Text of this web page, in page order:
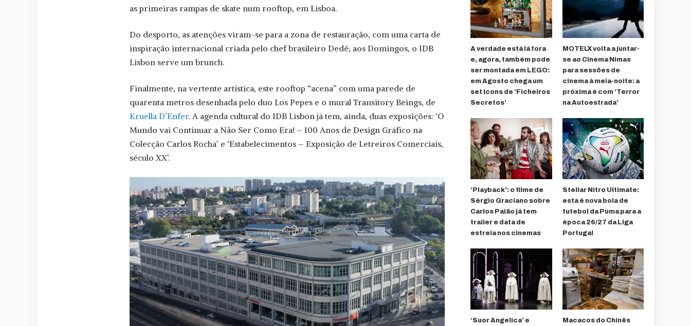
as primeiras rampas de skate num rooftop, em Lisboa.
Do desporto, as atenções viram-se para a zona de restauração, com uma carta de
inspiração internacional criada pelo chef brasileiro Dedé; aos Domingos, o IDB
Lisbon serve um brunch.
Finalmente, na vertente artística, este rooftop “acena” com uma parede de
quarenta metros desenhada pelo duo Los Pepes e o mural Transitory Beings, de
Kruella D’Enfer. A agenda cultural do IDB Lisbon já tem, ainda, duas exposições: ‘O
Mundo vai Continuar a Não Ser Como Era! – 100 Anos de Design Gráfico na
Colecção Carlos Rocha’ e ‘Estabelecimentos – Exposição de Letreiros Comerciais,
século XX’.
A verdade está lá fora
e, agora, também pode
ser montada em LEGO:
em Agosto chega um
set Icons de ‘Ficheiros
Secretos’
MOTELX volta a juntar-
se ao Cinema Nimas
para sessões de
cinema à meia-noite: a
próxima é com ‘Terror
na Autoestrada’
‘Playback’: o filme de
Sérgio Graciano sobre
Carlos Paião já tem
trailer e data de
estreia nos cinemas
Stellar Nitro Ultimate:
esta é nova bola de
futebol da Puma para a
época 26/27 da Liga
Portugal
‘Suor Angelica’ e
Macacos do Chinês